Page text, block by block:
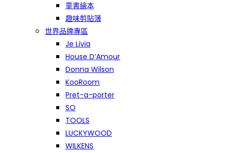
童書繪本
趣味剪貼簿
世界品牌專區
Je Livia
House D’Amour
Donna Wilson
KooRoom
Pret-a-porter
SO
TOOLS
LUCKYWOOD
WILKENS